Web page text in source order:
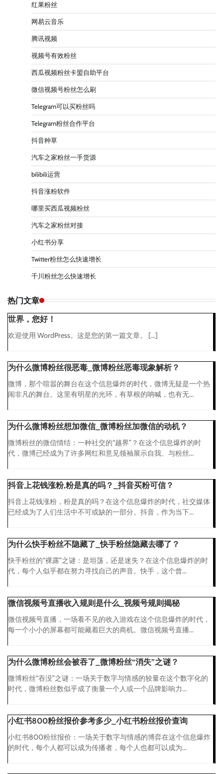
红果粉丝
网易云音乐
腾讯视频
视频号有效粉丝
西瓜视频粉丝卡盟自助平台
微信视频号粉丝怎么刷
Telegram可以买粉丝吗
Telegram粉丝合作平台
抖音种草
汽车之家粉丝一手货源
bilibili运营
抖音涨粉软件
哪里买西瓜视频粉丝
汽车之家粉丝对接
小红书分享
Twitter粉丝怎么快速增长
千川粉丝怎么快速增长
热门文章
世界，您好！
欢迎使用 WordPress。这是您的第一篇文章。 […]
为什么微博粉丝很恶毒_微博粉丝恶毒现象解析？
微博，那个喧嚣的舞台在这个信息爆炸的时代，微博无疑是一个热
闹非凡的舞台。这里有明星的光环，有草根的呐喊，也有无...
为什么微博粉丝想加微信_微博粉丝加微信的动机？
微博粉丝的微信情结：一种社交的“越界”？在这个信息爆炸的时
代，微博已经成为了许多网红和意见领袖展示自我、与粉丝...
抖音上花钱涨粉,粉是真的吗？_抖音买粉可信？
抖音上花钱涨粉，粉是真的吗？在这个信息爆炸的时代，社交媒体
已经成为了人们生活中不可或缺的一部分。抖音，作为当下...
为什么快手粉丝不隐藏了_快手粉丝隐藏去哪了？
快手粉丝的“裸露”之谜：是坦荡，还是迷失？在这个信息爆炸的时
代，每个人似乎都在努力寻找自己的声音。快手，这个曾...
微信视频号直播收入规则是什么_视频号规则揭秘
微信视频号直播，一场看不见的收入游戏在这个信息爆炸的时代，
每一个小小的屏幕都可能藏着巨大的商机。微信视频号直播...
为什么微博粉丝会被吞了_微博粉丝“消失”之谜？
微博粉丝“吞没”之谜：一场关于数字与情感的较量在这个数字化的
时代，微博粉丝数似乎成了衡量一个人或一个品牌影响力...
小红书800粉丝报价参考多少_小红书粉丝报价查询
小红书800粉丝报价：一场关于数字与情感的博弈在这个信息爆炸
的时代，每个人都可以成为传播者，每个人也都可以成为...